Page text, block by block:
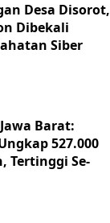
Desa Disorot,
Dibekali
Siber
Barat:
527.000
Tertinggi Se-